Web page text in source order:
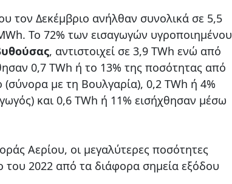
τον Δεκέμβριο ανήλθαν συνολικά σε 5,5
Το 72% των εισαγωγών υγροποιημένου
, αντιστοιχεί σε 3,9 TWh ενώ από
0,7 TWh ή το 13% της ποσότητας από
με τη Βουλγαρία), 0,2 TWh ή 4%
και 0,6 TWh ή 11% εισήχθησαν μέσω
Αερίου, οι μεγαλύτερες ποσότητες
2022 από τα διάφορα σημεία εξόδου